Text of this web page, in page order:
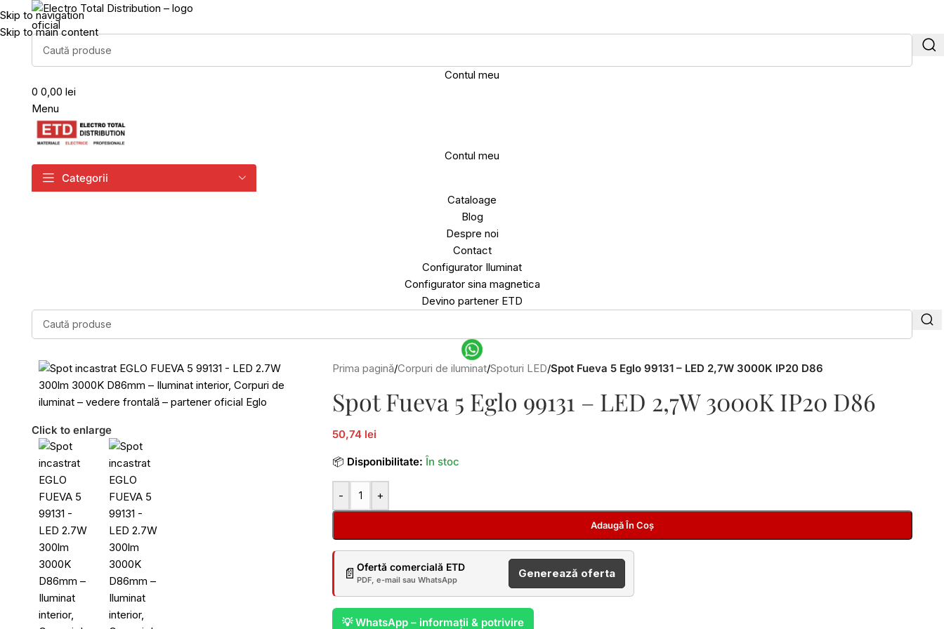
Skip to navigation
Skip to main content
Contul meu
0 0,00 lei
Menu
Contul meu
Categorii
Cataloage
Blog
Despre noi
Contact
Configurator Iluminat
Configurator sina magnetica
Devino partener ETD
Click to enlarge
Prima pagină/Corpuri de iluminat/Spoturi LED/Spot Fueva 5 Eglo 99131 – LED 2,7W 3000K IP20 D86
Spot Fueva 5 Eglo 99131 – LED 2,7W 3000K IP20 D86
50,74 lei
📦 Disponibilitate: În stoc
- +
Adaugă În Coș
📄 Ofertă comercială ETD
PDF, e-mail sau WhatsApp Generează oferta
💡 WhatsApp – informații & potrivire